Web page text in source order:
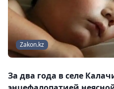
Zakon.kz
За два года в селе